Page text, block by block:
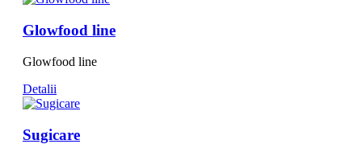
Glowfood line
Glowfood line
Detalii
Sugicare